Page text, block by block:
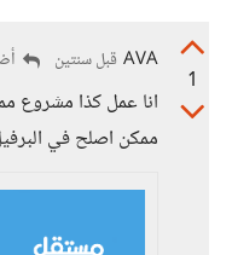
1
AVA قبل سنتين
انا عمل كذا مشروع
ممكن اصلح في